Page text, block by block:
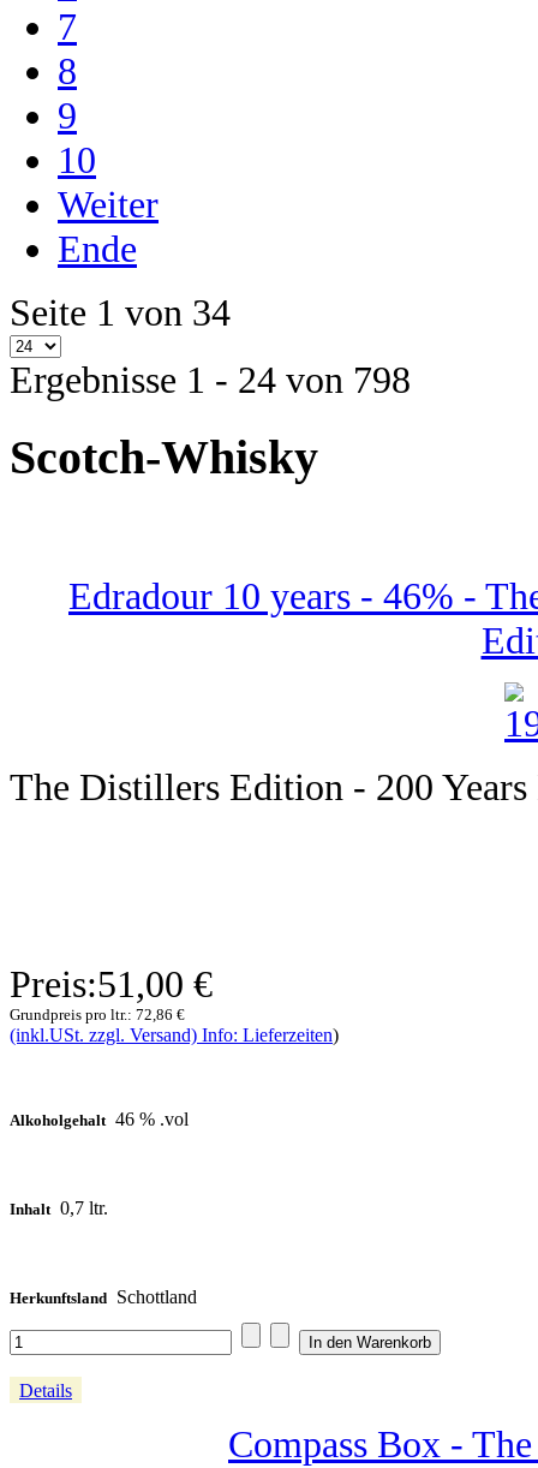
7
8
9
10
Weiter
Ende
Seite 1 von 34
Ergebnisse 1 - 24 von 798
Scotch-Whisky
Edradour 10 years - 46% -
The Distillers Edition - 200
Preis:51,00 €
Grundpreis pro ltr.: 72,86 €
(inkl.USt. zzgl. Versand) Info: Lieferzeiten)
Alkoholgehalt 46 % .vol
Inhalt 0,7 ltr.
Herkunftsland Schottland
Details
Compass Box -